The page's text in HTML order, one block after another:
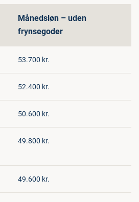
Månedsløn – uden
frynsegoder
53.700 kr.
52.400 kr.
50.600 kr.
49.800 kr.
49.600 kr.